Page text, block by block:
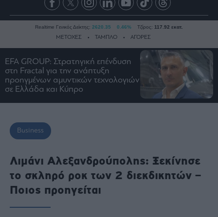
Ειδήσεις
Οικονομία
Business
Ναυτιλία
Ενέργεια
Πολιτική
Πολιτισμός
Κοινωνία
Realtime Γενικός Δείκτης: 2620.35 0.46% Τζίρος: 117.92 εκατ.
ΜΕΤΟΧΕΣ ΤΑΜΠΛΟ ΑΓΟΡΕΣ
EFA GROUP: Στρατηγική επένδυση
στη Fractal για την ανάπτυξη
προηγμένων αμυντικών τεχνολογιών
σε Ελλάδα και Κύπρο
Business
Λιμάνι Αλεξανδρούπολης: Ξεκίνησε
το σκληρό ροκ των 2 διεκδικητών –
Ποιος προηγείται